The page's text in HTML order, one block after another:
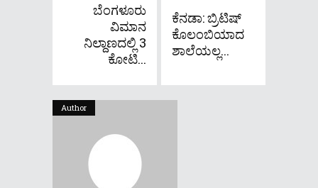
ಬೆಂಗಳೂರು
ವಿಮಾನ
ನಿಲ್ದಾಣದಲ್ಲಿ 3
ಕೋಟಿ...
ಕೆನಡಾ: ಬ್ರಿಟಿಷ್
ಕೊಲಂಬಿಯಾದ
ಶಾಲೆಯಲ್ಲ...
Author